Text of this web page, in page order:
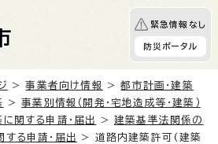
緊急情報なし
防災ポータル
>事業者向け情報 >都市計画・建築
>事業別情報（開発・宅地造成等・建築）
に関する申請・届出 >建築基準法関係の
する申請・届出
> 道路内建築許可(建築